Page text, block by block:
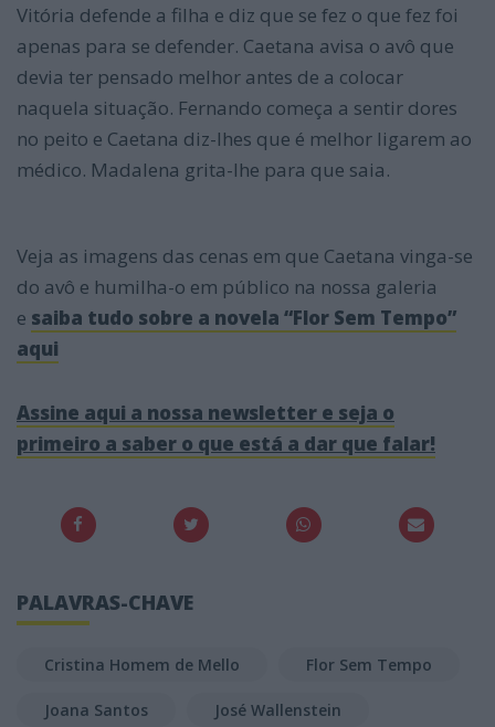
Vitória defende a filha e diz que se fez o que fez foi
apenas para se defender. Caetana avisa o avô que
devia ter pensado melhor antes de a colocar
naquela situação. Fernando começa a sentir dores
no peito e Caetana diz-lhes que é melhor ligarem ao
médico. Madalena grita-lhe para que saia.
Veja as imagens das cenas em que Caetana vinga-se
do avô e humilha-o em público na nossa galeria
e saiba tudo sobre a novela “Flor Sem Tempo”
aqui
Assine aqui a nossa newsletter e seja o
primeiro a saber o que está a dar que falar!
PALAVRAS-CHAVE
Cristina Homem de Mello Flor Sem Tempo
Joana Santos José Wallenstein